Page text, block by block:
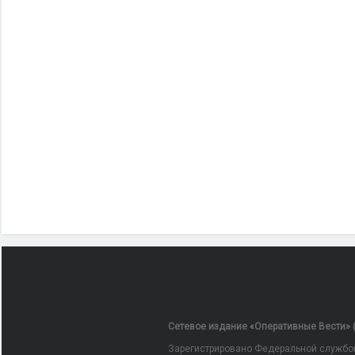
Сетевое издание «Оперативные Вести»
Зарегистрировано Федеральной